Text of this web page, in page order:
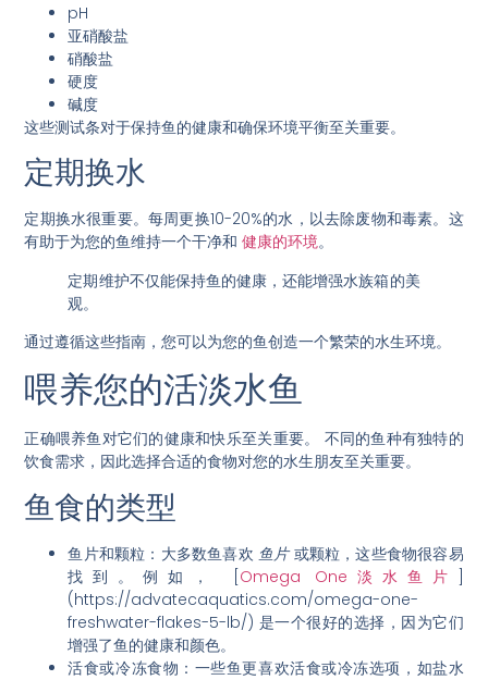
pH
亚硝酸盐
硝酸盐
硬度
碱度
这些测试条对于保持鱼的健康和确保环境平衡至关重要。
定期换水
定期换水很重要。每周更换10-20%的水，以去除废物和毒素。这
有助于为您的鱼维持一个干净和健康的环境。
定期维护不仅能保持鱼的健康，还能增强水族箱的美
观。
通过遵循这些指南，您可以为您的鱼创造一个繁荣的水生环境。
喂养您的活淡水鱼
正确喂养鱼对它们的健康和快乐至关重要。 不同的鱼种有独特的
饮食需求 ，因此选择合适的食物对您的水生朋友至关重要。
鱼食的类型
鱼片和颗粒 ：大多数鱼喜欢 鱼片或颗粒，这些食物很容易
找到。例如， [Omega One淡水鱼片 ]
(https://advatecaquatics.com/omega-one-
freshwater-flakes-5-lb/) 是一个很好的选择，因为它们
增强了鱼的健康和颜色。
活食或冷冻食物 ：一些鱼更喜欢活食或冷冻选项，如盐水